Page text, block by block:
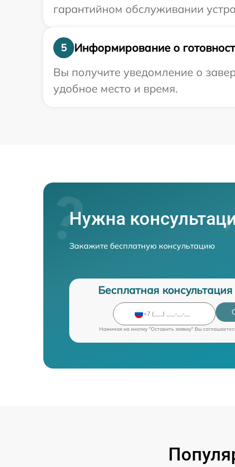
гарантийном обслуживании
5
Информирование о
Вы получите уведомление о
удобное место и время.
Нужна
Закажите бесплатную консультацию
Бесплатная
Нажимая на кнопку "Оставить заявку" Вы